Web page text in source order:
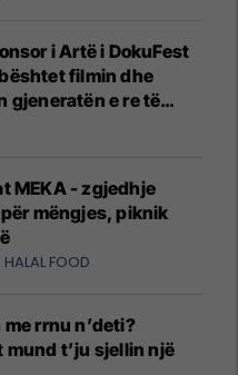
i Artë i DokuFest
filmin dhe
gjeneratën e re të
MEKA - zgjedhje
mëngjes, piknik
HALAL FOOD
me rrnu n’deti?
mund t’ju sjellin një